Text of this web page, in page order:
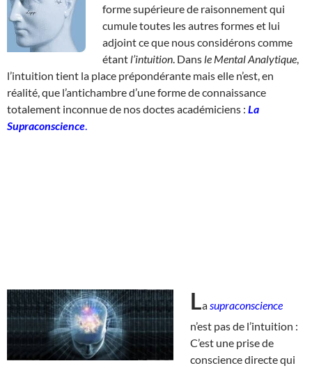
forme supérieure de raisonnement qui
cumule toutes les autres formes et lui
adjoint ce que nous considérons comme
étant l’intuition . Dans le Mental Analytique
l’intuition tient la place prépondérante mais elle n’est, en
réalité, que l’antichambre d’une forme de connaissance
totalement inconnue de nos doctes académiciens : La
Supraconscience
La supraconscience
n’est pas de l’intuition :
C’est une prise de
conscience directe qui